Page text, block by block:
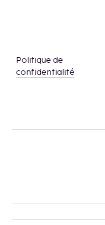
Politique de
confidentialité